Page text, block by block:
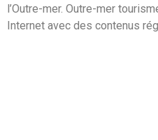
l’Outre-mer. Outre-mer
Internet avec des contenus